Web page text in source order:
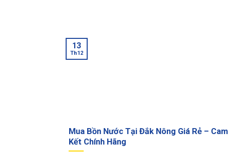
Mua Bồn Nước Tại Đắk Nông Giá Rẻ – Cam
Kết Chính Hãng
13
Th12